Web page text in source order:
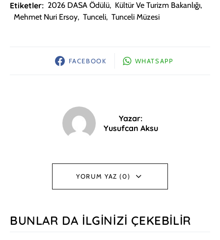
Etiketler: 2026 DASA Ödülü, Kültür Ve Turizm Bakanlığı,
Mehmet Nuri Ersoy, Tunceli, Tunceli Müzesi
FACEBOOK WHATSAPP
Yazar:
Yusufcan Aksu
YORUM YAZ (0)
BUNLAR DA İLGINIZI ÇEKEBILIR